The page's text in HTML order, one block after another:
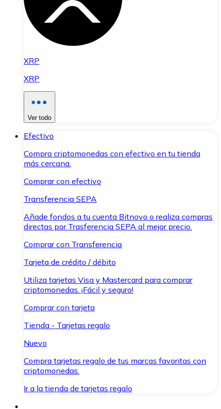
XRP
XRP
Ver todo
Efectivo
Compra criptomonedas con efectivo en tu tienda
más cercana.
Comprar con efectivo
Transferencia SEPA
Añade fondos a tu cuenta Bitnovo o realiza compras
directas por Trasferencia SEPA al mejor precio.
Comprar con Transferencia
Tarjeta de crédito / débito
Utiliza tarjetas Visa y Mastercard para comprar
criptomonedas. ¡Fácil y seguro!
Comprar con tarjeta
Tienda - Tarjetas regalo
Nuevo
Compra tarjetas regalo de tus marcas favoritas con
criptomonedas.
Ir a la tienda de tarjetas regalo